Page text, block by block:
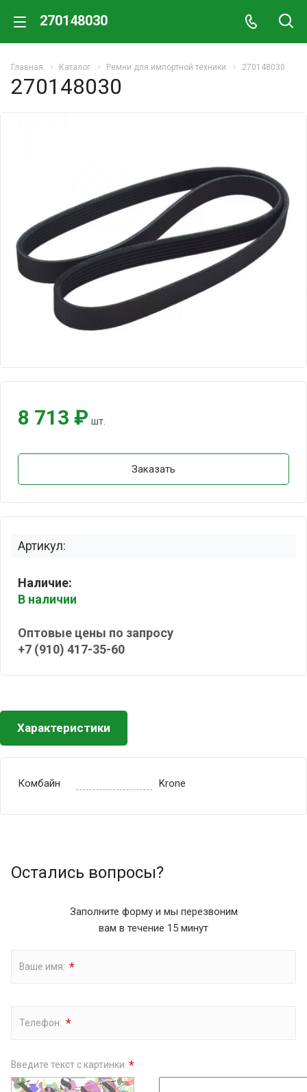
270148030
Главная Каталог Ремни для импортной техники 270148030
270148030
Артикул:
Наличие:
В наличии
Оптовые цены по запросу
+7 (910) 417-35-60
8 713 ₽ шт.
Заказать
Характеристики
Комбайн Krone
Остались вопросы?
Заполните форму и мы перезвоним
вам в течение 15 минут
Ваше имя: *
Телефон: *
Введите текст с картинки *